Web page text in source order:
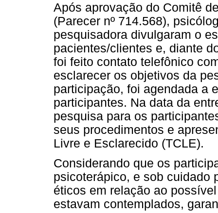
Após aprovação do Comitê
(Parecer nº 714.568),
pesquisadora divulgaram o
pacientes/clientes e, diante
foi feito contato telefônico
esclarecer os objetivos da
participação, foi agendada a
participantes. Na data da
pesquisa para os
seus procedimentos e
Livre e Esclarecido (TCLE).
Considerando que os
psicoterápico, e sob cuidado
éticos em relação ao
estavam contemplados,